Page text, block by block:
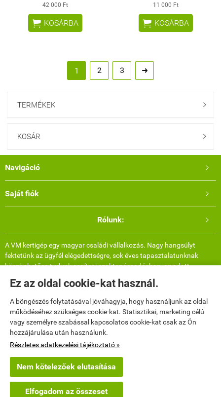
Ez az oldal cookie-kat használ.
A böngészés folytatásával jóváhagyja, hogy használjunk az oldal
működéséhez szükséges cookie-kat. Statisztikai, marketing célú
vagy személyre szabással kapcsolatos cookie-kat csak az Ön
hozzájárulása után használunk.
Részletes adatkezelési tájékoztató »
Nem kötelezőek elutasítása
Elfogadom az összeset
42 000 Ft
 KOSÁRBA
11 000 Ft
 KOSÁRBA
1 2 3 
TERMÉKEK 
KOSÁR 
Navigáció 
Saját fiók 
Rólunk: 
A VM kertigép egy magyar családi vállalkozás. Nagy hangsúlyt
fektetünk az ügyfél elégedettségre, sok éves tapasztalatunknak
köszönhetően tudunk segíteni szaktanácsadásban, az adott
képpel. Telefonos elérhetőségünkön hétvégén is lehet érdeklődni.
Valós, saját árukészlettel rendelkezünk így nincs meglepetés, azt
küldjük ami a képen van (ellenkező esetben mindenképpen
egyeztetünk).
Elérhetőségek
Webáruház készítés